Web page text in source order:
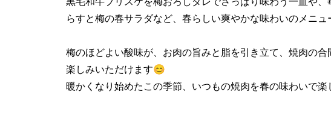
らすと梅の春サラダなど、春らしい爽やかな味わいのメニュ
梅のほどよい酸味が、お肉の旨みと脂を引き立て、焼肉の
楽しみいただけます😊
暖かくなり始めたこの季節、いつもの焼肉を春の味わいで楽